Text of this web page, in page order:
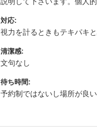
対応:
視力を計るときもテキパキ
清潔感:
文句なし
待ち時間:
予約制ではないし場所が良